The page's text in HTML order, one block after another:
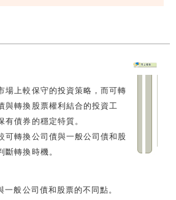
場上較保守的投資策略，而可轉
與轉換股票權利結合的投資工
有債券的穩定特質。
可轉換公司債與一般公司債和股
斷轉換時機。
般公司債和股票的不同點。